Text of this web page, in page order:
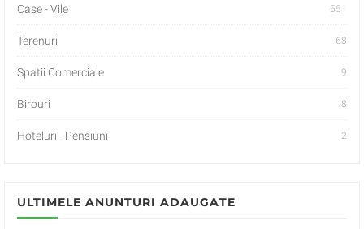
Case - Vile 551
Terenuri 68
Spatii Comerciale 9
Birouri 8
Hoteluri - Pensiuni 2
ULTIMELE ANUNTURI ADAUGATE